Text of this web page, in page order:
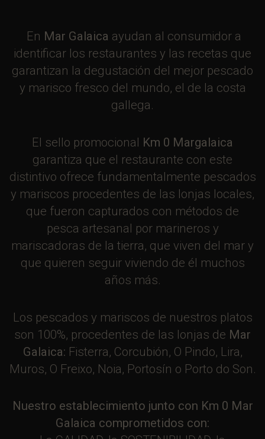
En Mar Galaica ayudan al consumidor a
identificar los restaurantes y las recetas que
garantizan la degustación del mejor pescado
y marisco fresco del mundo, el de la costa
gallega.
El sello promocional Km 0 Margalaica
garantiza que el restaurante con este
distintivo ofrece fundamentalmente pescados
y mariscos procedentes de las lonjas locales,
que fueron capturados con métodos de
pesca artesanal por marineros y
mariscadoras de la tierra, que viven del mar y
que quieren seguir viviendo de él muchos
años más.
Los pescados y mariscos de nuestros platos
son 100%, procedentes de las lonjas de Mar
Galaica: Fisterra, Corcubión, O Pindo, Lira,
Muros, O Freixo, Noia, Portosín o Porto do Son.
Nuestro establecimiento junto con Km 0 Mar
Galaica comprometidos con: